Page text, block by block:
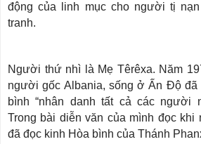
động của linh mục cho người tị
tranh.
Người thứ nhì là Mẹ Têrêxa. Năm
người gốc Albania, sống ở Ấn Độ đã
bình “nhân danh tất cả các người
Trong bài diễn văn của mình đọc khi
đã đọc kinh Hòa bình của Thánh